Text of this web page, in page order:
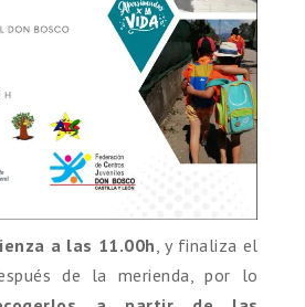
a las 11.00h, y finaliza el
de la merienda, por lo